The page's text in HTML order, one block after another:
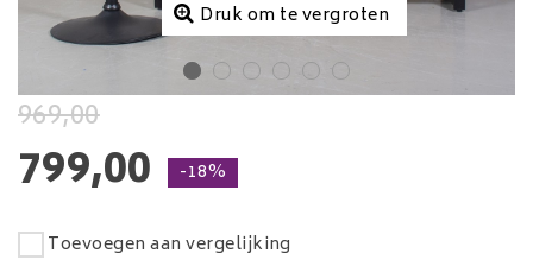
Druk om te vergroten
969,00
799,00 -18%
Toevoegen aan vergelijking